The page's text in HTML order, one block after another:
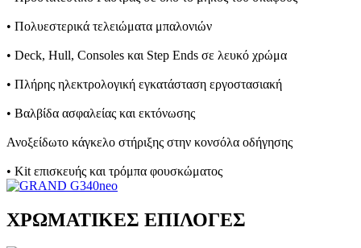
• Πολυεστερικά τελειώματα μπαλονιών
• Deck, Hull, Consoles και Step Ends σε λευκό χρώμα
• Πλήρης ηλεκτρολογική εγκατάσταση εργοστασιακή
• Βαλβίδα ασφαλείας και εκτόνωσης
Ανοξείδωτο κάγκελο στήριξης στην κονσόλα οδήγησης
• Kit επισκευής και τρόμπα φουσκώματος
ΧΡΩΜΑΤΙΚΕΣ ΕΠΙΛΟΓΕΣ